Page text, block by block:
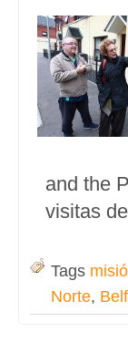
and the
visitas
Tags
Norte,